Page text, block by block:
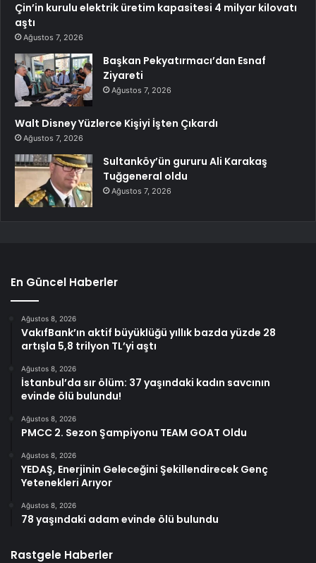
Çin’in kurulu elektrik üretim kapasitesi 4 milyar kilovatı
aştı
Ağustos 7, 2026
Başkan Pekyatırmacı’dan Esnaf
Ziyareti
Ağustos 7, 2026
Walt Disney Yüzlerce Kişiyi İşten Çıkardı
Ağustos 7, 2026
Sultanköy’ün gururu Ali Karakaş
Tuğgeneral oldu
Ağustos 7, 2026
En Güncel Haberler
Ağustos 8, 2026
VakıfBank’ın aktif büyüklüğü yıllık bazda yüzde 28
artışla 5,8 trilyon TL’yi aştı
Ağustos 8, 2026
İstanbul’da sır ölüm: 37 yaşındaki kadın savcının
evinde ölü bulundu!
Ağustos 8, 2026
PMCC 2. Sezon Şampiyonu TEAM GOAT Oldu
Ağustos 8, 2026
YEDAŞ, Enerjinin Geleceğini Şekillendirecek Genç
Yetenekleri Arıyor
Ağustos 8, 2026
78 yaşındaki adam evinde ölü bulundu
Rastgele Haberler